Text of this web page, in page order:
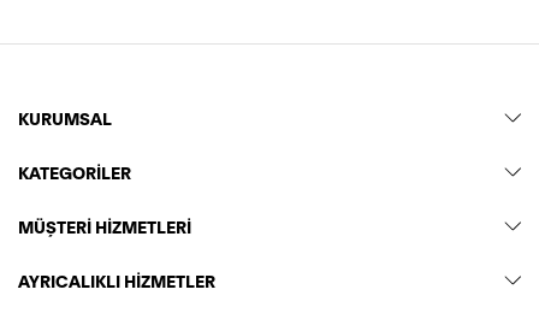
KURUMSAL
KATEGORİLER
MÜŞTERİ HİZMETLERİ
AYRICALIKLI HİZMETLER